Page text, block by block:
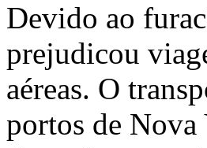
Devido ao
prejudicou
aéreas. O
portos de Nova